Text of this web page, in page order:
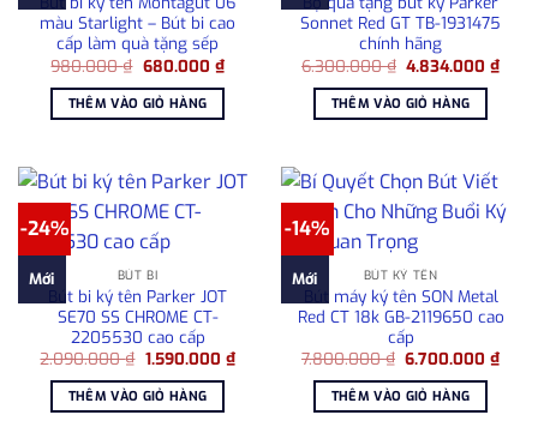
màu Starlight – Bút bi cao
cấp làm quà tặng sếp
980.000₫ Giá
là:
980.000 ₫.
680.000 ₫Giá
hiện
680.000 ₫.
THÊM VÀO GIỎ HÀNG
Sonnet Red GT TB-1931475
chính hãng
6.300.000₫ Giá
là:
6.300.000 ₫.
4.834.000₫Giá
hiện
THÊM VÀO GIỎ HÀNG
-24%
Mới BÚT BI
Bút bi ký tên Parker JOT
SE70 SS CHROME CT-
2205530 cao cấp
2.090.000₫ Giá
là:
2.090.000 ₫.
1.590.000 ₫Giá
hiện
1.590.000 ₫.
THÊM VÀO GIỎ HÀNG
-14%
Mới BÚT KÝ TÊN
Bút máy ký tên SON Metal
Red CT 18k GB-2119650 cao
cấp
7.800.000₫ Giá
là:
7.800.000 ₫.
6.700.000₫Giá
hiện
THÊM VÀO GIỎ HÀNG